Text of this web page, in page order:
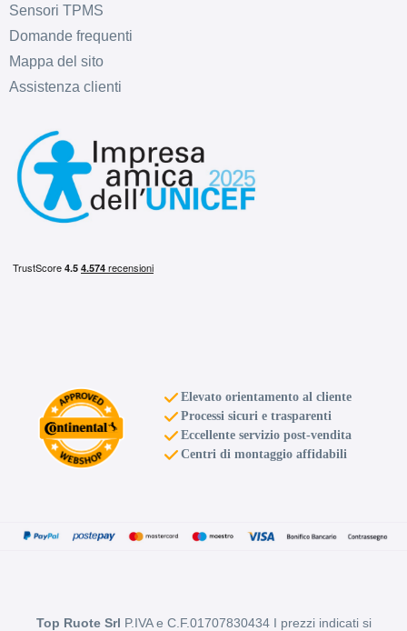
Sensori TPMS
Domande frequenti
Mappa del sito
Assistenza clienti
Elevato orientamento al cliente
Processi sicuri e trasparenti
Eccellente servizio post-vendita
Centri di montaggio affidabili
Top Ruote Srl P.IVA e C.F.01707830434 I prezzi indicati si